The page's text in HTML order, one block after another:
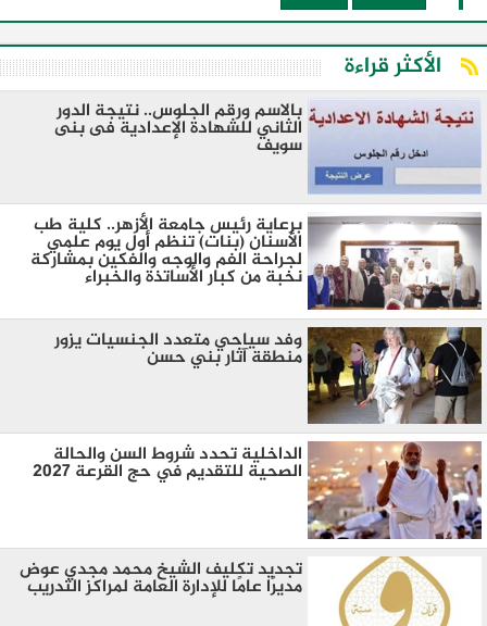
الأكثر قراءة
بالاسم ورقم الجلوس.. نتيجة الدور
الثاني للشهادة الإعدادية فى بنى
سويف
برعاية رئيس جامعة الأزهر.. كلية طب
الأسنان (بنات) تنظم أول يوم علمي
لجراحة الفم والوجه والفكين بمشاركة
نخبة من كبار الأساتذة والخبراء
وفد سياحي متعدد الجنسيات يزور
منطقة آثار بني حسن
الداخلية تحدد شروط السن والحالة
الصحية للتقديم في حج القرعة 2027
تجديد تكليف الشيخ محمد مجدي عوض
مديرًا عامًا للإدارة العامة لمراكز التدريب